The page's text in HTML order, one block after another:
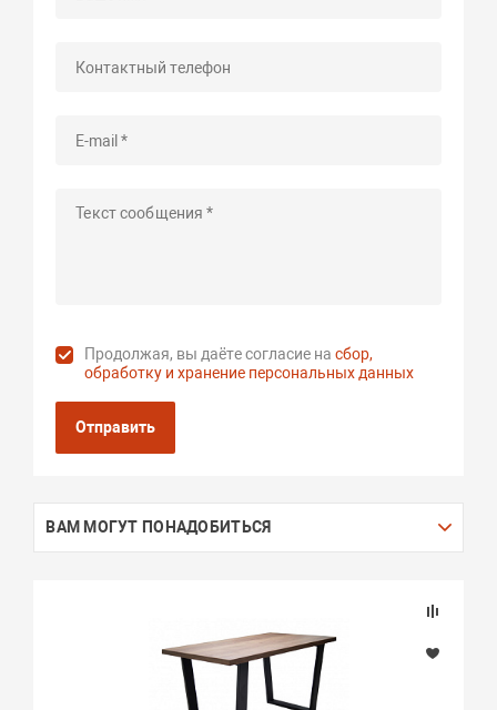
Продолжая, вы даёте согласие насбор,
обработку и хранение персональных данных
Отправить
ВАМ МОГУТ ПОНАДОБИТЬСЯ